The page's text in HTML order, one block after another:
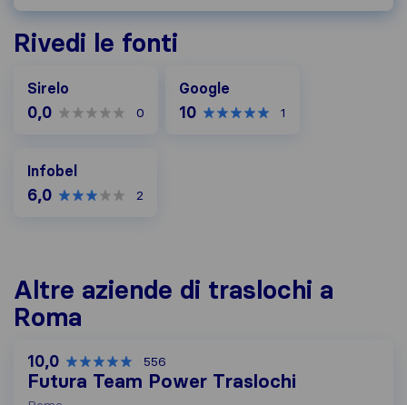
Rivedi le fonti
Sirelo
0,0 0
Google
10 1
Infobel
6,0 2
Altre aziende di traslochi a
Roma
10,0 556
Futura Team Power Traslochi